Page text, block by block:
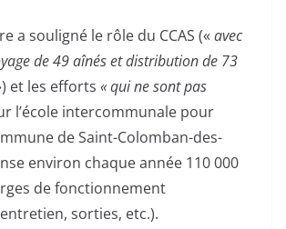
a souligné le rôle du CCAS (« avec
de 49 aînés et distribution de 73
et les efforts « qui ne sont pas
l’école intercommunale pour
de Saint-Colomban-des-
environ chaque année 110 000
de fonctionnement
sorties, etc.).